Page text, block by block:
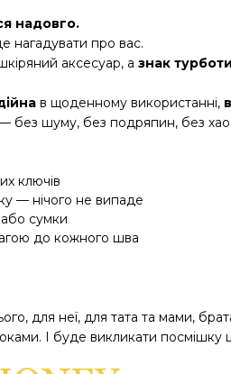
надовго.
нагадувати про вас.
аксесуар, а знак
в щоденному використанні,
без шуму, без подряпин, без
ключів
— нічого не випаде
сумки
до кожного шва
для неї, для тата та мами,
І буде викликати посмішку